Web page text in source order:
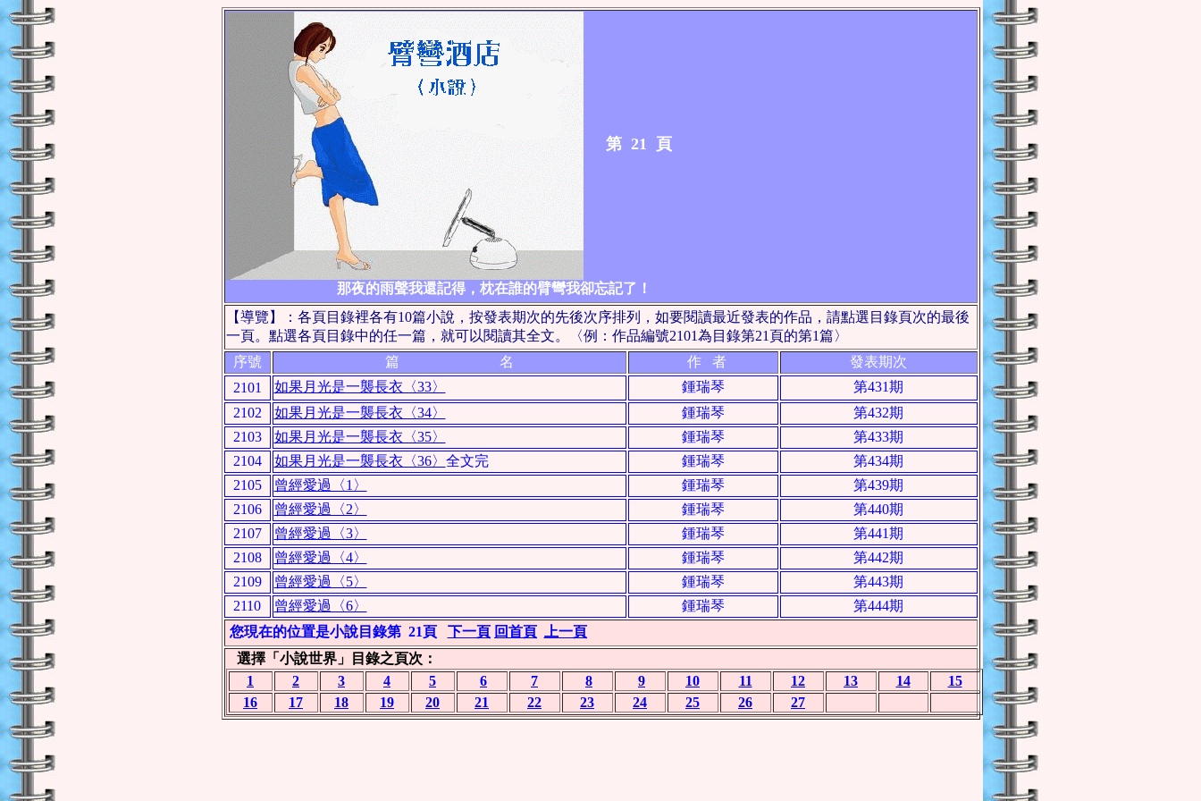
第 21 頁
那夜的雨聲我還記得，枕在誰的臂彎我卻忘記了！
【導覽】：各頁目錄裡各有10篇小說，按發表期次的先後次序排列，如要閱讀最近發表的作品，請點選目錄頁次的最後
一頁。點選各頁目錄中的任一篇，就可以閱讀其全文。〈例：作品編號2101為目錄第21頁的第1篇〉
序號
篇 名 作 者
發表期次
2101
如果月光是一襲長衣〈33〉 鍾瑞琴
第431期
2102
如果月光是一襲長衣〈34〉 鍾瑞琴
第432期
2103
如果月光是一襲長衣〈35〉 鍾瑞琴
第433期
2104
如果月光是一襲長衣〈36〉 全文完 鍾瑞琴
第434期
2105
曾經愛過〈1〉 鍾瑞琴
第439期
2106
曾經愛過〈2〉 鍾瑞琴
第440期
2107
曾經愛過〈3〉 鍾瑞琴
第441期
2108
曾經愛過〈4〉 鍾瑞琴
第442期
2109
曾經愛過〈5〉 鍾瑞琴
第443期
2110
曾經愛過〈6〉 鍾瑞琴
第444期
您現在的位置是小說目錄第 21頁 下一頁 回首頁
上一頁
選擇「小說世界」目錄之頁次：
1
2 3 4 5 6 7 8 9 10 11 12 13 14
15
16
17 18 19 20 21 22 23 24 25 26 27